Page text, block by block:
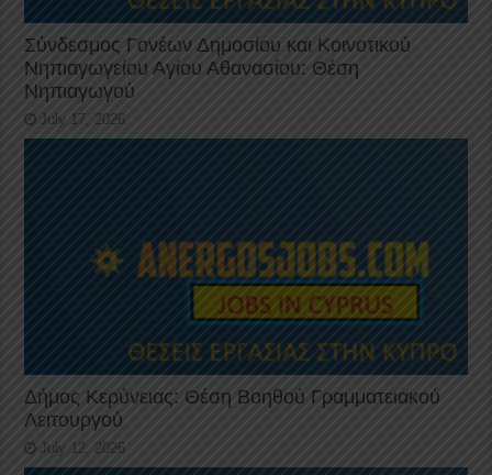
Σύνδεσμος Γονέων Δημοσίου και Κοινοτικού
Νηπιαγωγείου Αγίου Αθανασίου: Θέση
Νηπιαγωγού
July 17, 2026
Δήμος Κερύνειας: Θέση Βοηθού Γραμματειακού
Λειτουργού
July 12, 2026